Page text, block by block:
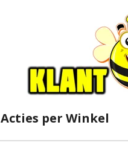
Acties per Winkel